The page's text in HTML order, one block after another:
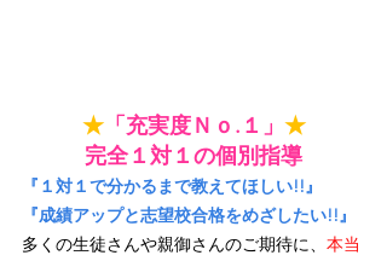
★「充実度Ｎｏ.１」 ★
完全１対１の個別指導
『１対１で分かるまで教えてほしい!!』
『成績アップと志望校合格をめざしたい!!』
多くの生徒さんや親御さんのご期待に、 本当